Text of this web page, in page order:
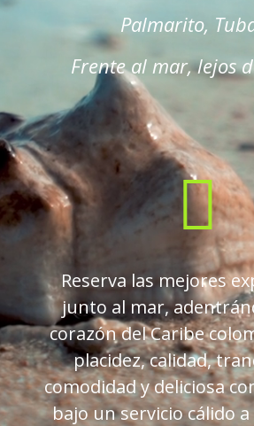
Palmarito,
Frente al mar, lejos

Reserva las mejores
junto al mar, adentrá
corazón del Caribe
placidez, calidad,
comodidad y deliciosa
bajo un servicio cálido